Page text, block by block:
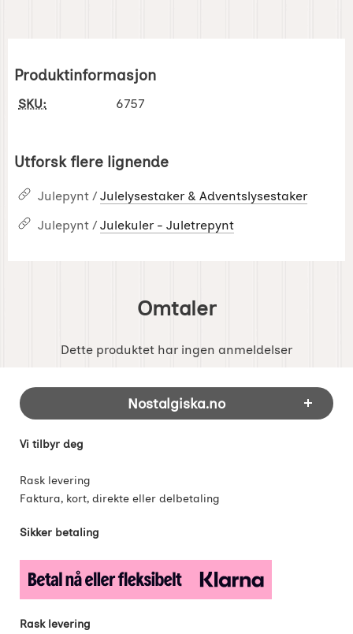
Produktinformasjon
SKU: 6757
Utforsk flere lignende
Julepynt / Julelysestaker & Adventslysestaker
Julepynt / Julekuler - Juletrepynt
Omtaler
Dette produktet har ingen anmeldelser
Footer-innhold Blandet informasjon og
Nostalgiska.no
Vi tilbyr deg
Rask levering
Faktura, kort, direkte eller delbetaling
Sikker betaling
Rask levering